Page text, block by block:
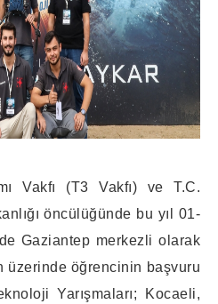
Vakfı (T3 Vakfı) ve T.C.
öncülüğünde bu yıl 01-
Gaziantep merkezli olarak
üzerinde öğrencinin başvuru
Yarışmaları; Kocaeli,